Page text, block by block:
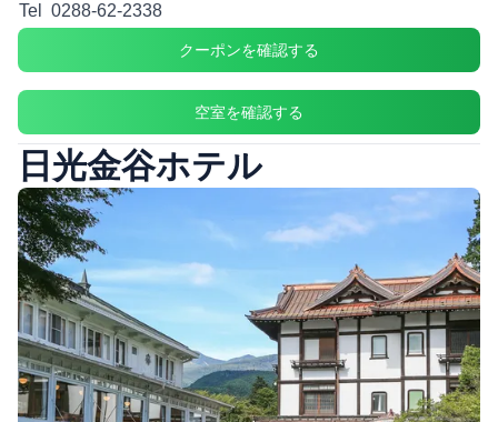
Tel 0288-62-2338
クーポンを確認する
空室を確認する
日光金谷ホテル